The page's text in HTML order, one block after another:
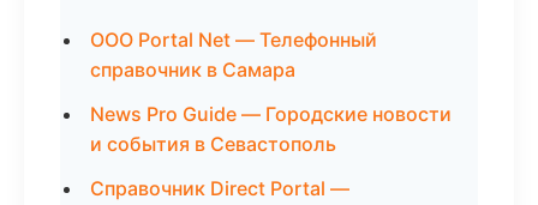
ООО Portal Net — Телефонный
справочник в Самара
News Pro Guide — Городские новости
и события в Севастополь
Справочник Direct Portal —